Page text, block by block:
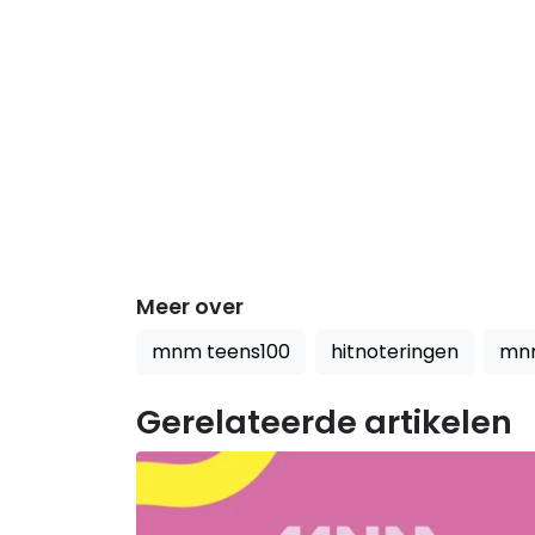
Meer over
mnm teens100 hitnoteringen
Gerelateerde artikelen